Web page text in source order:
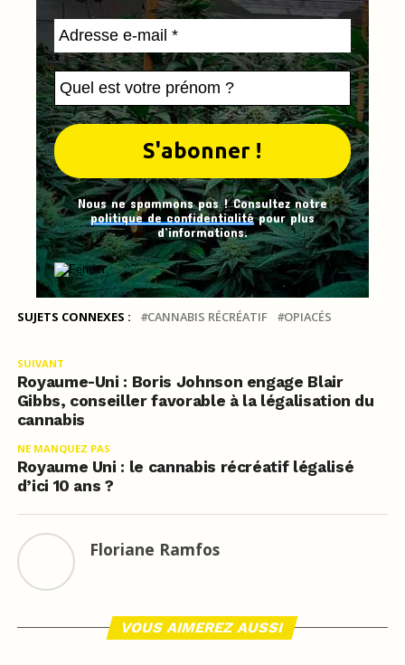
Nous ne spammons pas ! Consultez notre
politique de confidentialitépour plus
d’informations.
SUJETS CONNEXES : CANNABIS RÉCRÉATIF OPIACÉS
SUIVANT
Royaume-Uni : Boris Johnson engage Blair
Gibbs, conseiller favorable à la légalisation du
cannabis
NE MANQUEZ PAS
Royaume Uni : le cannabis récréatif légalisé
d’ici 10 ans ?
Floriane Ramfos
VOUS AIMEREZ AUSSI